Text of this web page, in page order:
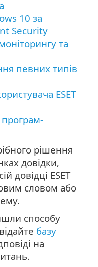
10 за
Security
та
певних типів
ESET
програм-
рішення
довідки,
довідці ESET
словом або
способу
базу
на